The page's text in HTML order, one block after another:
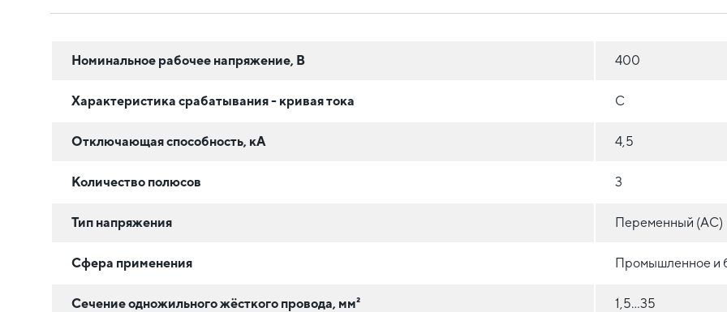
Номинальное рабочее напряжение, В 400
Характеристика срабатывания - кривая тока C
Отключающая способность, кА 4,5
Количество полюсов 3
Тип напряжения Переменный (AC)
Сфера применения Промышленное и
Сечение одножильного жёсткого провода, мм² 1,5...35